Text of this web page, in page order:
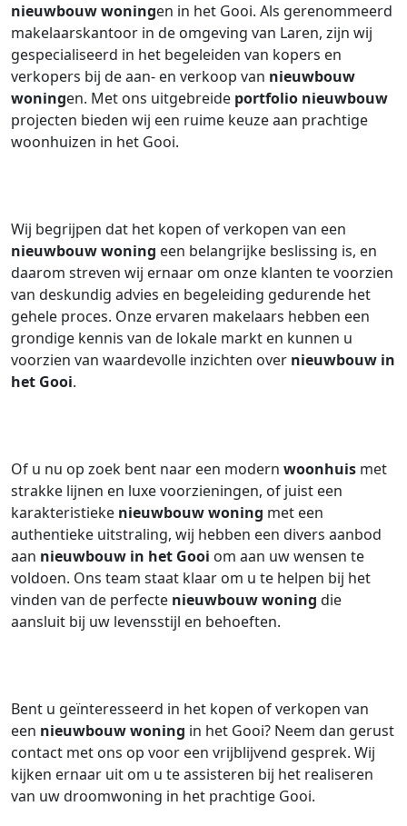
nieuwbouw woningen in het Gooi. Als gerenommeerd
makelaarskantoor in de omgeving van Laren, zijn wij
gespecialiseerd in het begeleiden van kopers en
verkopers bij de aan- en verkoop van nieuwbouw
woningen. Met ons uitgebreide portfolio nieuwbouw
projecten bieden wij een ruime keuze aan prachtige
woonhuizen in het Gooi.
Wij begrijpen dat het kopen of verkopen van een
nieuwbouw woning een belangrijke beslissing is, en
daarom streven wij ernaar om onze klanten te voorzien
van deskundig advies en begeleiding gedurende het
gehele proces. Onze ervaren makelaars hebben een
grondige kennis van de lokale markt en kunnen u
voorzien van waardevolle inzichten over nieuwbouw in
het Gooi.
Of u nu op zoek bent naar een modern woonhuis met
strakke lijnen en luxe voorzieningen, of juist een
karakteristieke nieuwbouw woning met een
authentieke uitstraling, wij hebben een divers aanbod
aan nieuwbouw in het Gooi om aan uw wensen te
voldoen. Ons team staat klaar om u te helpen bij het
vinden van de perfecte nieuwbouw woning die
aansluit bij uw levensstijl en behoeften.
Bent u geïnteresseerd in het kopen of verkopen van
een nieuwbouw woning in het Gooi? Neem dan gerust
contact met ons op voor een vrijblijvend gesprek. Wij
kijken ernaar uit om u te assisteren bij het realiseren
van uw droomwoning in het prachtige Gooi.